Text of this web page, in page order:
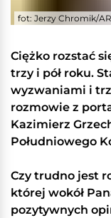
fot: Jerzy Chromik/
Ciężko rozstać
trzy i pół roku.
wyzwaniami i
rozmowie z
Kazimierz
Południowego
Czy trudno jest
której wokół
pozytywnych